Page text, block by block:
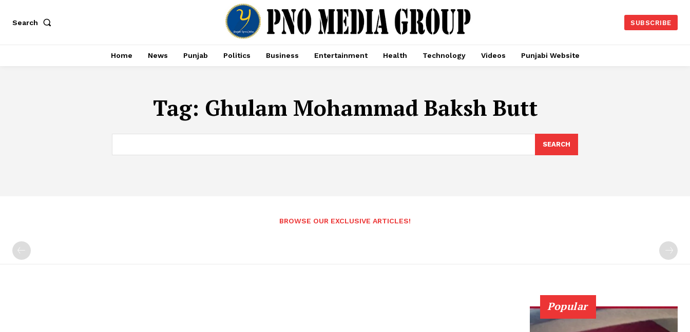
Search SUBSCRIBE
Home News Punjab Politics Business Entertainment Health Technology Videos Punjabi Website
Tag: Ghulam Mohammad Baksh Butt
SEARCH
BROWSE OUR EXCLUSIVE ARTICLES!
Popular